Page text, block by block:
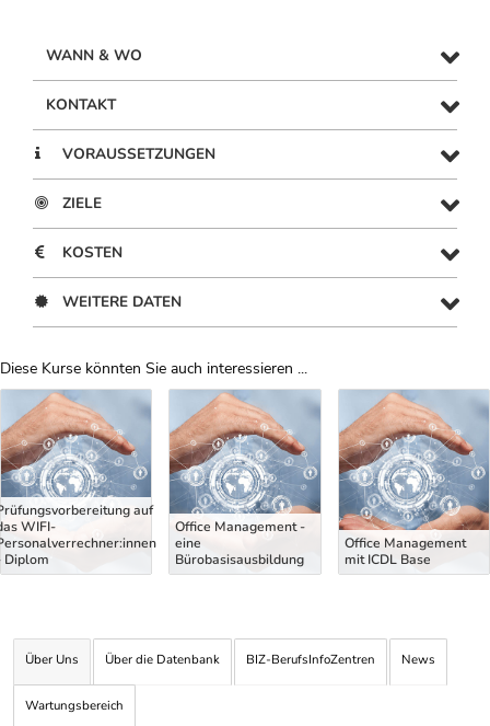
WANN & WO
KONTAKT
VORAUSSETZUNGEN
ZIELE
KOSTEN
WEITERE DATEN
Diese Kurse könnten Sie auch interessieren ...
Uber Weiterbildungsvorschläge
auf
WIFI-
Diplom
Office Management -
eine
Bürobasisausbildung
Office Management
mit ICDL Base
Über Uns Über die Datenbank BIZ-BerufsInfoZentren News
Wartungsbereich